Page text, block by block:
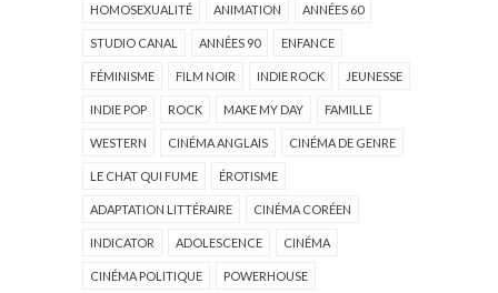
HOMOSEXUALITÉ ANIMATION ANNÉES 60
STUDIO CANAL ANNÉES 90 ENFANCE
FÉMINISME FILM NOIR INDIE ROCK JEUNESSE
INDIE POP ROCK MAKE MY DAY FAMILLE
WESTERN CINÉMA ANGLAIS CINÉMA DE GENRE
LE CHAT QUI FUME ÉROTISME
ADAPTATION LITTÉRAIRE CINÉMA CORÉEN
INDICATOR ADOLESCENCE CINÉMA
CINÉMA POLITIQUE POWERHOUSE